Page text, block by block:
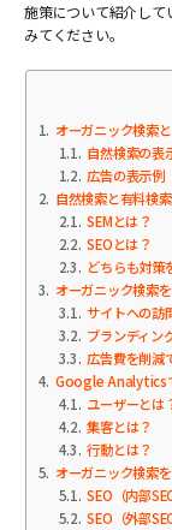
施策について紹介して
みてください。
1 オーガニック検索
1.1 自然検索の表
1.2 広告の表示例
2 自然検索と有料検
2.1 SEMとは？
2.2 SEOとは？
2.3
どちらも対策
3
オーガニック検索
3.1 サイトへの訪
3.2 ブランディン
3.3 広告費を削減
4 Google Analytics
4.1 ユーザーとは
4.2 集客とは？
4.3 行動とは？
5 オーガニック検索
5.1 SEO（内部
5.2 SEO（外部